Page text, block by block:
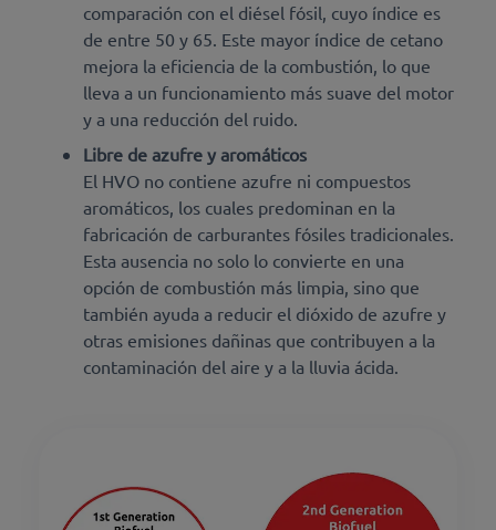
comparación con el diésel fósil, cuyo índice es
de entre 50 y 65. Este mayor índice de cetano
mejora la eficiencia de la combustión, lo que
lleva a un funcionamiento más suave del motor
y a una reducción del ruido.
Libre de azufre y aromáticos
El HVO no contiene azufre ni compuestos
aromáticos, los cuales predominan en la
fabricación de carburantes fósiles tradicionales.
Esta ausencia no solo lo convierte en una
opción de combustión más limpia, sino que
también ayuda a reducir el dióxido de azufre y
otras emisiones dañinas que contribuyen a la
contaminación del aire y a la lluvia ácida.